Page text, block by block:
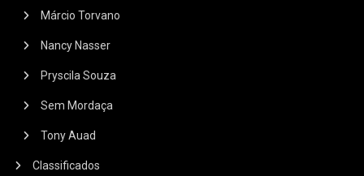
Márcio Torvano
Nancy Nasser
Pryscila Souza
Sem Mordaça
Tony Auad
Classificados